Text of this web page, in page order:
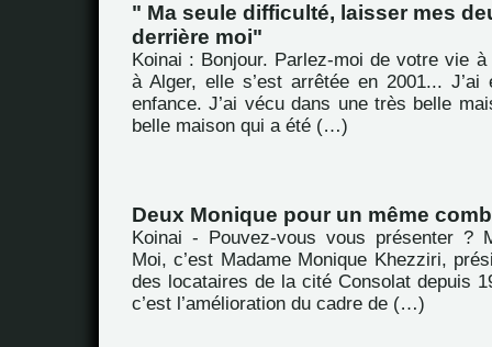
" Ma seule difficulté, laisser mes
derrière moi"
Koinai : Bonjour. Parlez-moi de votre vie
à Alger, elle s’est arrêtée en 2001... J’ai
enfance. J’ai vécu dans une très belle
belle maison qui a été (…)
Deux Monique pour un même
Koinai - Pouvez-vous vous présenter ?
Moi, c’est Madame Monique Khezziri,
des locataires de la cité Consolat depuis
c’est l’amélioration du cadre de (…)